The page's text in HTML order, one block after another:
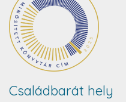
Családbarát hely